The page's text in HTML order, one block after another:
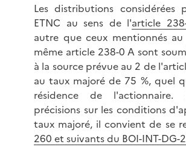
Les distributions considérées
ETNC au sens de l'article
autre que ceux mentionnés
même article 238-0 A sont
à la source prévue au 2 de
au taux majoré de 75 %, quel
résidence de
précisions sur les conditions
taux majoré, il convient de se
260 et suivants du BOI-INT-DG-